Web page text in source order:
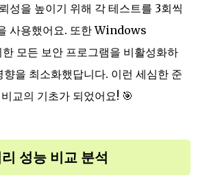
성을 높이기 위해 각 테스트를 3회씩
사용했어요. 또한 Windows
모든 보안 프로그램을 비활성화하
향을 최소화했답니다. 이런 세심한 준
교의 기초가 되었어요! 🎯
성능 비교 분석